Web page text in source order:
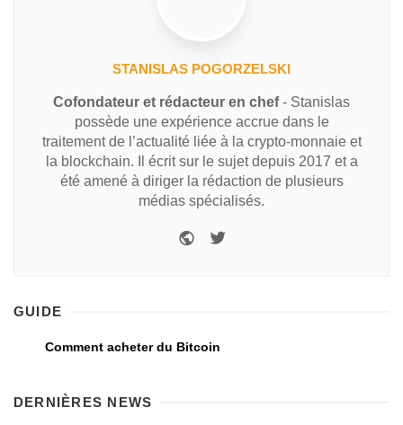
STANISLAS POGORZELSKI
Cofondateur et rédacteur en chef- Stanislas
possède une expérience accrue dans le
traitement de l’actualité liée à la crypto-monnaie et
la blockchain. Il écrit sur le sujet depuis 2017 et a
été amené à diriger la rédaction de plusieurs
médias spécialisés.
GUIDE
Comment acheter du Bitcoin
DERNIÈRES NEWS